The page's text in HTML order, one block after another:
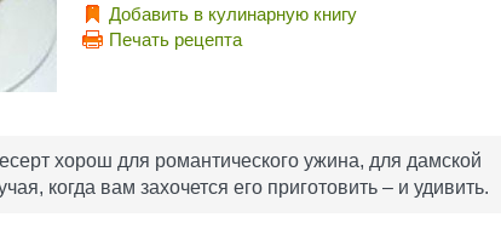
Добавить в кулинарную книгу
Печать рецепта
хорош для романтического ужина, для дамской
когда вам захочется его приготовить – и удивить.